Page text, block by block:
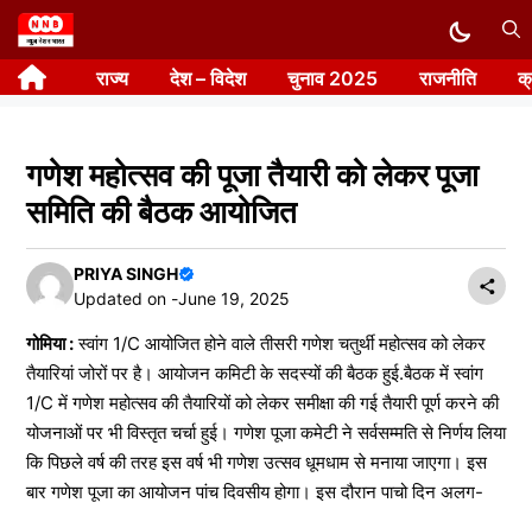
Skip
to
content राज्य देश – विदेश चुनाव 2025 राजनीति
गणेश महोत्सव की पूजा तैयारी को लेकर पूजा
समिति की बैठक आयोजित
PRIYA SINGH
Updated on -June 19, 2025
गोमिया :स्वांग 1/C आयोजित होने वाले तीसरी गणेश चतुर्थी महोत्सव को लेकर
तैयारियां जोरों पर है। आयोजन कमिटी के सदस्यों की बैठक हुई.बैठक में स्वांग
1/C में गणेश महोत्सव की तैयारियों को लेकर समीक्षा की गई तैयारी पूर्ण करने की
योजनाओं पर भी विस्तृत चर्चा हुई। गणेश पूजा कमेटी ने सर्वसम्मति से निर्णय लिया
कि पिछले वर्ष की तरह इस वर्ष भी गणेश उत्सव धूमधाम से मनाया जाएगा। इस
बार गणेश पूजा का आयोजन पांच दिवसीय होगा। इस दौरान पाचो दिन अलग-